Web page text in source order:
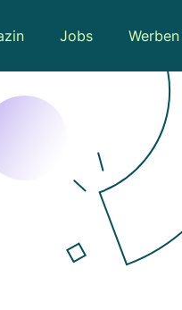
Jobs Werben